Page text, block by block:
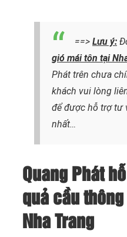
==> Lưu ý:
gió mái tôn tại
Phát trên chưa
khách vui lòng
để được hỗ trợ tư
nhất…
Quang Phát
quả cầu
Nha Trang